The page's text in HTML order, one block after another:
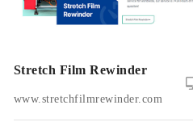
Stretch Film Rewinder
www.stretchfilmrewinder.com